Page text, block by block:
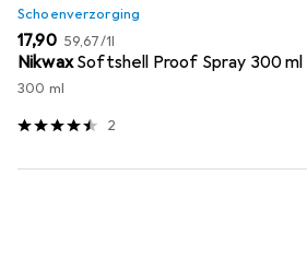
Schoenverzorging
EUR
17,90 EUR
59,67/1l
Nikwax Softshell Proof Spray 300 ml
300 ml
2